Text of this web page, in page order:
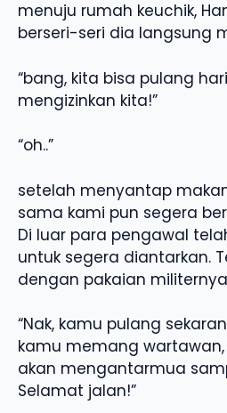
menuju rumah keuchik,
berseri-seri dia langsung
“bang, kita bisa pulang
mengizinkan kita!”
“oh..”
setelah menyantap
sama kami pun segera
Di luar para pengawal
untuk segera diantarkan.
dengan pakaian
“Nak, kamu pulang
kamu memang wartawan,
akan mengantarmua
Selamat jalan!”